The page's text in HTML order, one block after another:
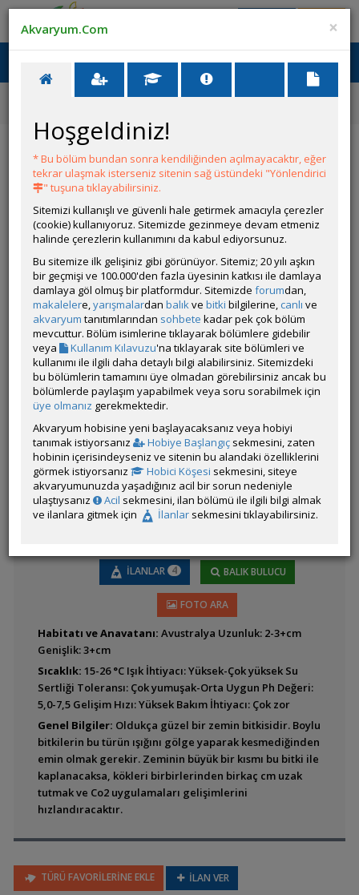
Ana Menü
Ana Sayfa
Tatlı Su Canlıları
Glossostigma elatinoides
Grubun Diğer Türleri
Liste
Ludwigia inclinata var
Alternanthera reineckii
'lilacina'
Alternanthera reineckii
'Pink' (Roseafolia)
İLANLAR 4 BALIK BULUCU
FOTO ARA
Habitatı ve Anavatanı: Avustralya Uzunluk: 2-3+cm
Genişlik: 3+cm
Sıcaklık: 15-26 °C Işık İhtiyacı: Yüksek-Çok yüksek Su
Sertliği Toleransı: Çok yumuşak-Orta Uygun Ph Değeri:
5,0-7,5 Gelişim Hızı: Yüksek Bakım İhtiyacı: Çok zor
Genel Bilgiler: Oldukça güzel bir zemin bitkisidir. Boylu
bitkilerin bu türün ışığını gölge yaparak kesmediğinden
emin olmak gerekir. Zeminin büyük bir kısmı bu bitki ile
kaplanacaksa, kökleri birbirlerinden birkaç cm uzak
tutmak ve Co2 uygulamaları gelişimlerini
hızlandıracaktır.
TÜRÜ FAVORİLERİNE EKLE İLAN VER
×
Akvaryum.Com
Hoşgeldiniz!
* Bu bölüm bundan sonra kendiliğinden açılmayacaktır, eğer
tekrar ulaşmak isterseniz sitenin sağ üstündeki "Yönlendirici
" tuşuna tıklayabilirsiniz.
Sitemizi kullanışlı ve güvenli hale getirmek amacıyla çerezler
(cookie) kullanıyoruz. Sitemizde gezinmeye devam etmeniz
halinde çerezlerin kullanımını da kabul ediyorsunuz.
Bu sitemize ilk gelişiniz gibi görünüyor. Sitemiz; 20 yılı aşkın
bir geçmişi ve 100.000'den fazla üyesinin katkısı ile damlaya
damlaya göl olmuş bir platformdur. Sitemizde forumdan,
makalelere,yarışmalardan balıkve bitki bilgilerine, canlı ve
akvaryum tanıtımlarından sohbete kadar pek çok bölüm
mevcuttur. Bölüm isimlerine tıklayarak bölümlere gidebilir
veya
Kullanım Kılavuzu'na tıklayarak site bölümleri ve
kullanımı ile ilgili daha detaylı bilgi alabilirsiniz. Sitemizdeki
bu bölümlerin tamamını üye olmadan görebilirsiniz ancak bu
bölümlerde paylaşım yapabilmek veya soru sorabilmek için
üye olmanız gerekmektedir.
Akvaryum hobisine yeni başlayacaksanız veya hobiyi
tanımak istiyorsanız
Hobiye Başlangıç sekmesini, zaten
hobinin içerisindeyseniz ve sitenin bu alandaki özelliklerini
görmek istiyorsanız
Hobici Köşesi sekmesini, siteye
akvaryumunuzda yaşadığınız acil bir sorun nedeniyle
ulaştıysanız
Acil sekmesini, ilan bölümü ile ilgili bilgi almak
ve ilanlara gitmek için
İlanlar sekmesini tıklayabilirsiniz.